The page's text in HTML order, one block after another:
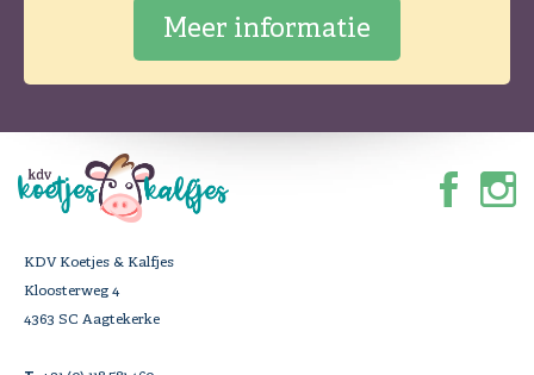
Meer informatie
KDV Koetjes & Kalfjes
Kloosterweg 4
4363 SC Aagtekerke